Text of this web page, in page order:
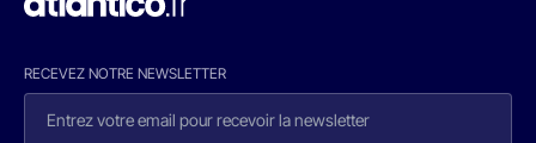
RECEVEZ NOTRE NEWSLETTER